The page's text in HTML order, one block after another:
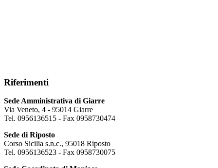
Riferimenti
Sede Amministrativa di Giarre
Via Veneto, 4 - 95014 Giarre
Tel. 0956136515 - Fax 0958730474
Sede di Riposto
Corso Sicilia s.n.c., 95018 Riposto
Tel. 0956136523 - Fax 0958730075